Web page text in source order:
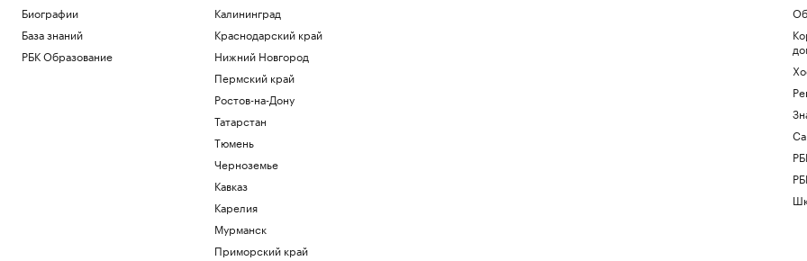
Биографии
База знаний
РБК Образование
Калининград
Краснодарский край
Нижний Новгород
Пермский край
Ростов-на-Дону
Татарстан
Тюмень
Черноземье
Кавказ
Карелия
Мурманск
Приморский край